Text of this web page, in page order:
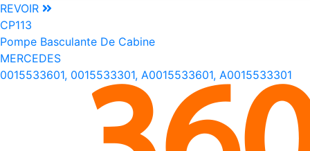
REVOIR
CP113
Pompe Basculante De Cabine
MERCEDES
0015533601, 0015533301, A0015533601, A0015533301